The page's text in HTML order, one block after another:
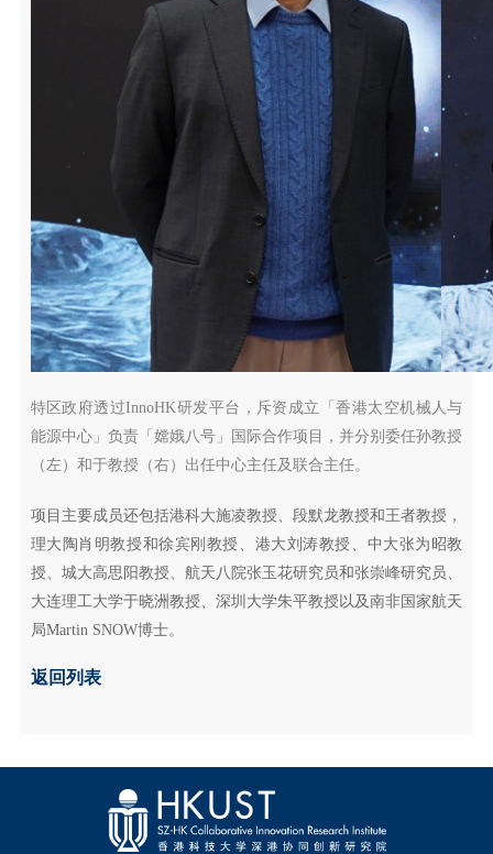
特区政府透过InnoHK研发平台，斥资成立「香港太空机械人与
能源中心」负责「嫦娥八号」国际合作项目，并分别委任孙教授
（左）和于教授（右）出任中心主任及联合主任。
项目主要成员还包括港科大施凌教授、段默龙教授和王者教授，
理大陶肖明教授和徐宾刚教授、港大刘涛教授、中大张为昭教
授、城大高思阳教授、航天八院张玉花研究员和张崇峰研究员、
大连理工大学于晓洲教授、深圳大学朱平教授以及南非国家航天
局Martin SNOW博士。
返回列表